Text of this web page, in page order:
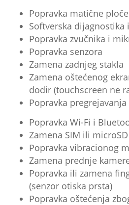
Popravka matične ploče
Softverska dijagnostika
Popravka zvučnika i
Popravka senzora
Zamena zadnjeg stakla
Zamena oštećenog
dodir (touchscreen ne
Popravka
Popravka Wi-Fi i
Zamena SIM ili
Popravka vibracionog
Zamena prednje
Popravka ili zamena
(senzor otiska prsta)
Popravka oštećenja